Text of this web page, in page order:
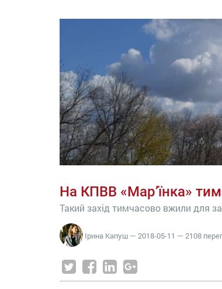
На КПВВ «Мар’їнка»
Такий захід тимчасово вжили для
Ірина Капуш — 2018-05-11 — 2108